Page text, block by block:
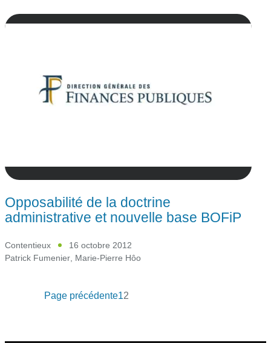
Opposabilité de la doctrine
administrative et nouvelle base BOFiP
Contentieux
16 octobre 2012
Patrick Fumenier, Marie-Pierre Hôo
Page précédente12